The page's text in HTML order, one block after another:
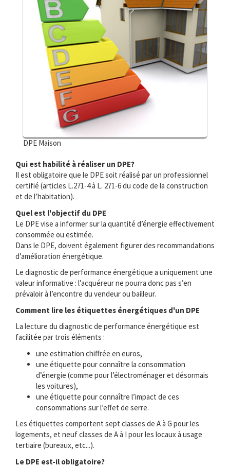
DPE Maison
Qui est habilité à réaliser un DPE?
Il est obligatoire que le DPE soit réalisé par un professionnel
certifié (articles L.271-4 à L. 271-6 du code de la construction
et de l’habitation).
Quel est l'objectif du DPE
Le DPE vise a informer sur la quantité d’énergie effectivement
consommée ou estimée.
Dans le DPE, doivent également figurer des recommandations
d’amélioration énergétique.
Le diagnostic de performance énergétique a uniquement une
valeur informative : l’acquéreur ne pourra donc pas s’en
prévaloir à l’encontre du vendeur ou bailleur.
Comment lire les étiquettes énergétiques d'un DPE
La lecture du diagnostic de performance énergétique est
facilitée par trois éléments :
une estimation chiffrée en euros,
une étiquette pour connaître la consommation
d’énergie (comme pour l’électroménager et désormais
les voitures),
une étiquette pour connaître l’impact de ces
consommations sur l’effet de serre.
Les étiquettes comportent sept classes de A à G pour les
logements, et neuf classes de A à I pour les locaux à usage
tertiaire (bureaux, etc...).
Le DPE est-il obligatoire?